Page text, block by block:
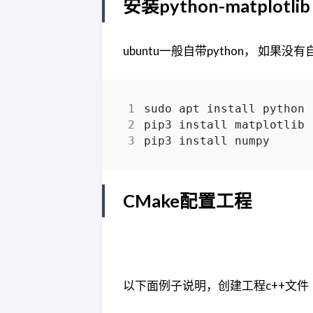
安装python-matplotlib
ubuntu一般自带python， 如果没有
CMake配置工程
以下面例子说明，创建工程c++文件